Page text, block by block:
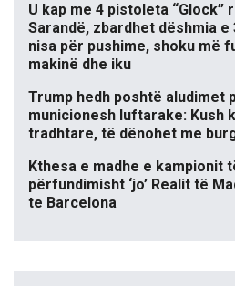
U kap me 4 pistoleta “Glock”
Sarandë, zbardhet dëshmia
nisa për pushime, shoku më
makinë dhe iku
Trump hedh poshtë aludimet
municionesh luftarake: Kush
tradhtare, të dënohet me
Kthesa e madhe e kampionit
përfundimisht ‘jo’ Realit të
te Barcelona